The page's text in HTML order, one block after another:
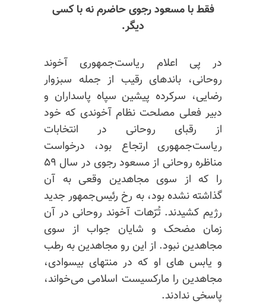
فقط با مسعود رجوی حاضرم نه با کسی
دیگر.
در پی اعلام ریاست‌جمهوری آخوند
روحانی، باندهای رقیب از جمله سبزوار
رضایی، سرکرده پیشین سپاه پاسداران و
دبیر فعلی مصلحت نظام آخوندی که خود
از رقبای روحانی در انتخابات
ریاست‌جمهوری ارتجاع بود، درخواست
مناظره روحانی از مسعود رجوی در سال ۵۹
را که از سوی مجاهدین وقعی به آن
گذاشته نشده بود، به رخ رئیس‌جمهور جدید
رژیم کشیدند. تُرّهات آخوند روحانی در آن
زمان مضحک و شایان جواب از سوی
مجاهدین نبود. از این رو مجاهدین به رطب
و یابس های او که در منتهای بیسوادی،
مجاهدین را مارکسیست اسلامی می‌خواند،
پاسخی ندادند.